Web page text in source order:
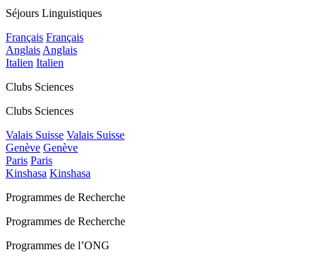
Séjours Linguistiques
Français Français
Anglais Anglais
Italien Italien
Clubs Sciences
Clubs Sciences
Valais Suisse Valais Suisse
Genève Genève
Paris Paris
Kinshasa Kinshasa
Programmes de Recherche
Programmes de Recherche
Programmes de l’ONG